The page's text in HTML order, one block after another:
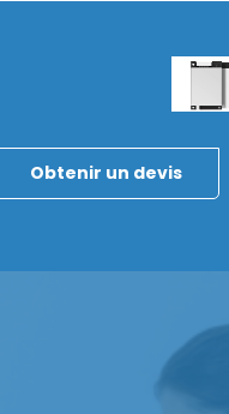
Obtenir un devis